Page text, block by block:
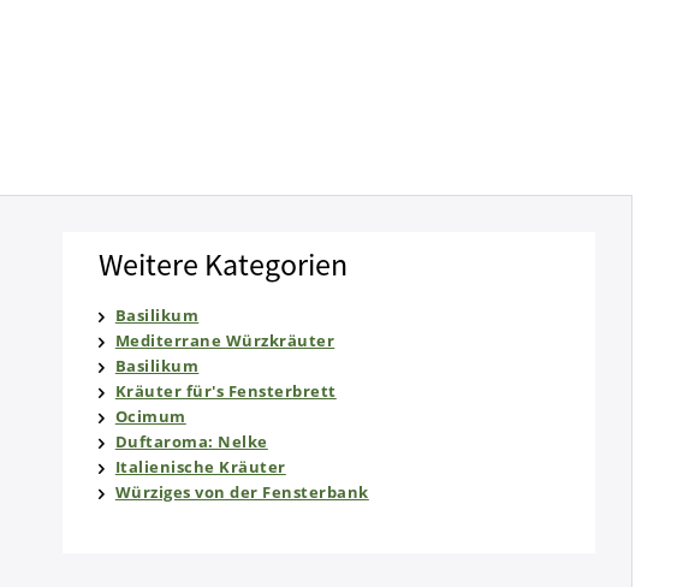
Weitere Kategorien
Basilikum
Mediterrane Würzkräuter
Basilikum
Kräuter für's Fensterbrett
Ocimum
Duftaroma: Nelke
Italienische Kräuter
Würziges von der Fensterbank